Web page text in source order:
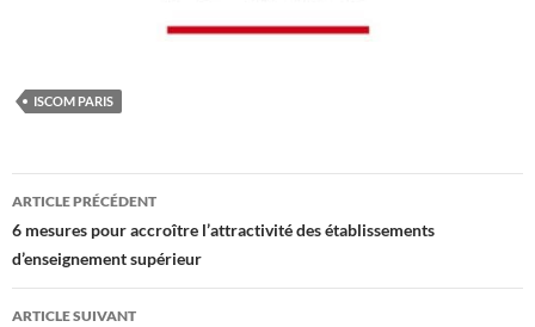
ISCOM PARIS
Navigation
des
articles
ARTICLE PRÉCÉDENT
6 mesures pour accroître l’attractivité des établissements
d’enseignement supérieur
ARTICLE SUIVANT